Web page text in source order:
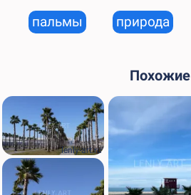
пальмы природа
Похожие
lenly-art.ru